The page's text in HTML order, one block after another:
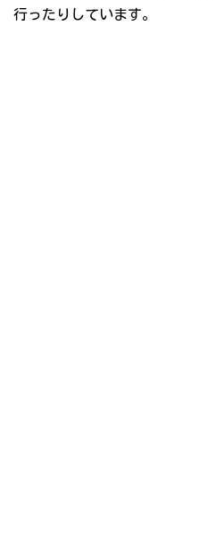
行ったりしています。